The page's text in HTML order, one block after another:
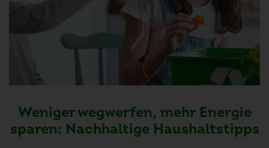
Weniger wegwerfen, mehr Energie
sparen: Nachhaltige Haushaltstipps